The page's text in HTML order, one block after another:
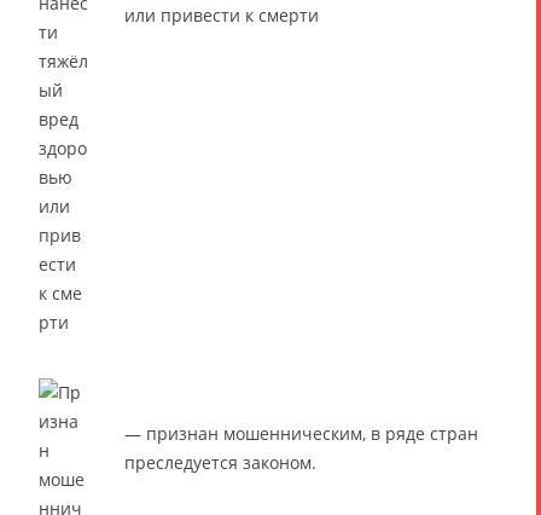
или привести к смерти
— признан мошенническим, в ряде стран
преследуется законом.